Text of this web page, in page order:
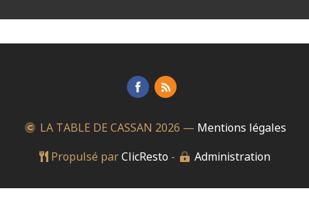
LA TABLE DE CASSAN 2026 — Mentions légales
Propulsé par ClicResto - Administration